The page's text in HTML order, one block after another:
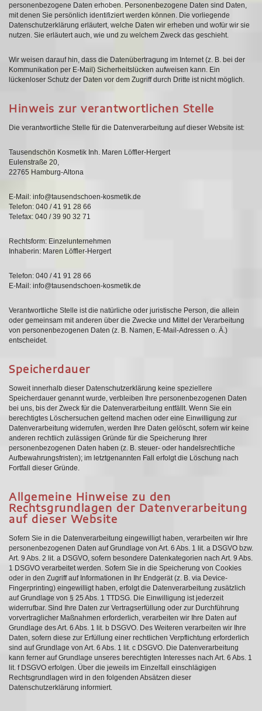
personenbezogene Daten erhoben. Personenbezogene Daten sind Daten,
mit denen Sie persönlich identifiziert werden können. Die vorliegende
Datenschutzerklärung erläutert, welche Daten wir erheben und wofür wir sie
nutzen. Sie erläutert auch, wie und zu welchem Zweck das geschieht.
Wir weisen darauf hin, dass die Datenübertragung im Internet (z. B. bei der
Kommunikation per E-Mail) Sicherheitslücken aufweisen kann. Ein
lückenloser Schutz der Daten vor dem Zugriff durch Dritte ist nicht möglich.
Hinweis zur verantwortlichen Stelle
Die verantwortliche Stelle für die Datenverarbeitung auf dieser Website ist:
Tau­send­sc­hön Kos­me­tik Inh. Ma­ren Löf­f­ler-Her­gert
Eu­len­stra­ße 20,
22765 Ham­burg-Al­to­na
E-Mail: in­fo@­tau­send­scho­en-kos­me­tik.de
Te­le­fon: 040 / 41 91 28 66
Te­le­fax: 040 / 39 90 32 71
Rechts­form: Ein­zel­un­ter­neh­men
In­ha­be­rin: Ma­ren Löf­f­ler-Her­gert
Telefon: 040 / 41 91 28 66
E-Mail: in­fo@­tau­send­scho­en-kos­me­tik.de
Verantwortliche Stelle ist die natürliche oder juristische Person, die allein
oder gemeinsam mit anderen über die Zwecke und Mittel der Verarbeitung
von personenbezogenen Daten (z. B. Namen, E-Mail-Adressen o. Ä.)
entscheidet.
Speicherdauer
Soweit innerhalb dieser Datenschutzerklärung keine speziellere
Speicherdauer genannt wurde, verbleiben Ihre personenbezogenen Daten
bei uns, bis der Zweck für die Datenverarbeitung entfällt. Wenn Sie ein
berechtigtes Löschersuchen geltend machen oder eine Einwilligung zur
Datenverarbeitung widerrufen, werden Ihre Daten gelöscht, sofern wir keine
anderen rechtlich zulässigen Gründe für die Speicherung Ihrer
personenbezogenen Daten haben (z. B. steuer- oder handelsrechtliche
Aufbewahrungsfristen); im letztgenannten Fall erfolgt die Löschung nach
Fortfall dieser Gründe.
Allgemeine Hinweise zu den
Rechtsgrundlagen der Datenverarbeitung
auf dieser Website
Sofern Sie in die Datenverarbeitung eingewilligt haben, verarbeiten wir Ihre
personenbezogenen Daten auf Grundlage von Art. 6 Abs. 1 lit. a DSGVO bzw.
Art. 9 Abs. 2 lit. a DSGVO, sofern besondere Datenkategorien nach Art. 9 Abs.
1 DSGVO verarbeitet werden. Sofern Sie in die Speicherung von Cookies
oder in den Zugriff auf Informationen in Ihr Endgerät (z. B. via Device-
Fingerprinting) eingewilligt haben, erfolgt die Datenverarbeitung zusätzlich
auf Grundlage von § 25 Abs. 1 TTDSG. Die Einwilligung ist jederzeit
widerrufbar. Sind Ihre Daten zur Vertragserfüllung oder zur Durchführung
vorvertraglicher Maßnahmen erforderlich, verarbeiten wir Ihre Daten auf
Grundlage des Art. 6 Abs. 1 lit. b DSGVO. Des Weiteren verarbeiten wir Ihre
Daten, sofern diese zur Erfüllung einer rechtlichen Verpflichtung erforderlich
sind auf Grundlage von Art. 6 Abs. 1 lit. c DSGVO. Die Datenverarbeitung
kann ferner auf Grundlage unseres berechtigten Interesses nach Art. 6 Abs. 1
lit. f DSGVO erfolgen. Über die jeweils im Einzelfall einschlägigen
Rechtsgrundlagen wird in den folgenden Absätzen dieser
Datenschutzerklärung informiert.